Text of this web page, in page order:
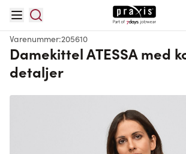
Varenummer:205610
Damekittel ATESSA med
detaljer